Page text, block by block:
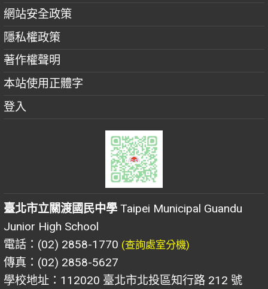
網站安全政策
隱私權政策
著作權聲明
本站使用正體字
登入
臺北市立關渡國民中學 Taipei Municipal Guandu
Junior High School
電話：(02) 2858-1770 (查詢處室分機)
傳真：(02) 2858-5627
學校地址：112020 臺北市北投區知行路 212 號